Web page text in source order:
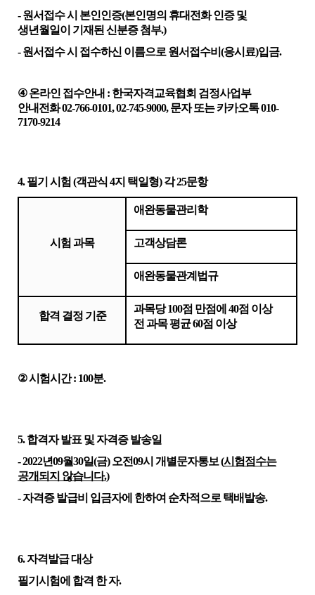
-원서접수 시 본인인증(본인명의 휴대전화 인증 및
생년월일이 기재된 신분증 첨부.)
-원서접수 시 접수하신 이름으로 원서접수비 (응시료)입금.
④ 온라인 접수안내 : 한국자격교육협회 검정사업부
안내전화02-766-0101, 02-745-9000,문자 또는 카카오톡010-
7170-9214
4.필기 시험 (객관식 4지 택일형)각25문항
시험 과목
애완동물관리학
고객상담론
애완동물관계법규
합격 결정 기준
과목당100점 만점에 40점 이상
전 과목 평균60점 이상
②시험시간: 100분.
5.합격자 발표 및 자격증 발송일
- 2022년09월30일(금)오전09시 개별문자통보(시험점수는
공개되지 않습니다.)
-자격증 발급비 입금자에 한하여 순차적으로 택배발송.
6.자격발급 대상
필기시험에 합격 한 자.